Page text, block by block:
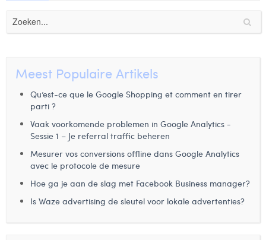
Meest Populaire Artikels
Qu’est-ce que le Google Shopping et comment en tirer
parti ?
Vaak voorkomende problemen in Google Analytics -
Sessie 1 – Je referral traffic beheren
Mesurer vos conversions offline dans Google Analytics
avec le protocole de mesure
Hoe ga je aan de slag met Facebook Business manager?
Is Waze advertising de sleutel voor lokale advertenties?